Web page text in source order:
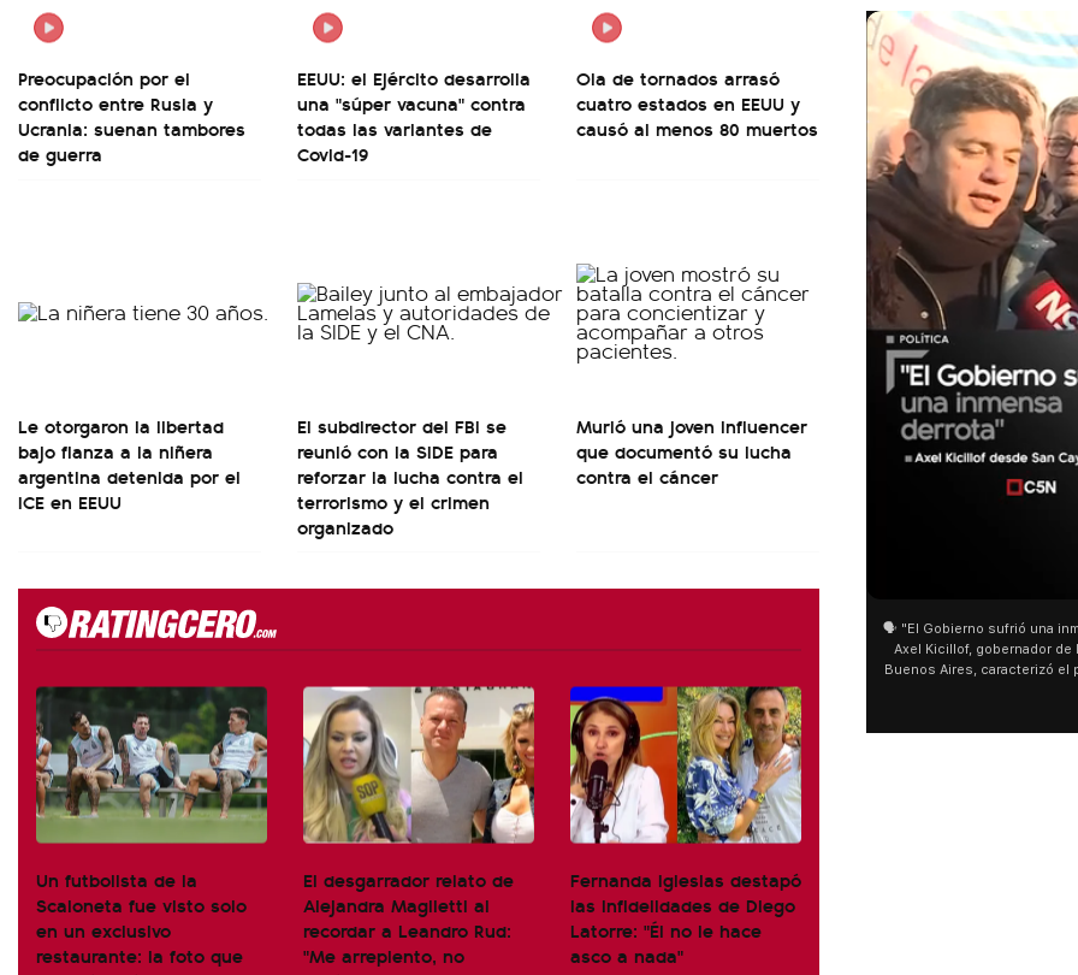
Preocupación por el
conflicto entre Rusia y
Ucrania: suenan tambores
de guerra
EEUU: el Ejército desarrolla
una "súper vacuna" contra
todas las variantes de
Covid-19
Ola de tornados arrasó
cuatro estados en EEUU y
causó al menos 80 muertos
Le otorgaron la libertad
bajo fianza a la niñera
argentina detenida por el
ICE en EEUU
El subdirector del FBI se
reunió con la SIDE para
reforzar la lucha contra el
terrorismo y el crimen
organizado
Murió una joven influencer
que documentó su lucha
contra el cáncer
Un futbolista de la
Scaloneta fue visto solo
en un exclusivo
restaurante: la foto que
El desgarrador relato de
Alejandra Maglietti al
recordar a Leandro Rud:
"Me arrepiento, no
Fernanda Iglesias destapó
las infidelidades de Diego
Latorre: "Él no le hace
asco a nada"
🗣️ "El Gobierno sufrió una
Axel Kicillof, gobernador de la
Buenos Aires, caracterizó el
como "una lista sábana con
y destacó "la movilización